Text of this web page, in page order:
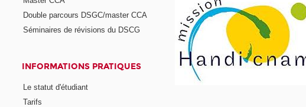
Double parcours DSGC/master CCA
Séminaires de révisions du DSCG
INFORMATIONS PRATIQUES
Le statut d'étudiant
Tarifs